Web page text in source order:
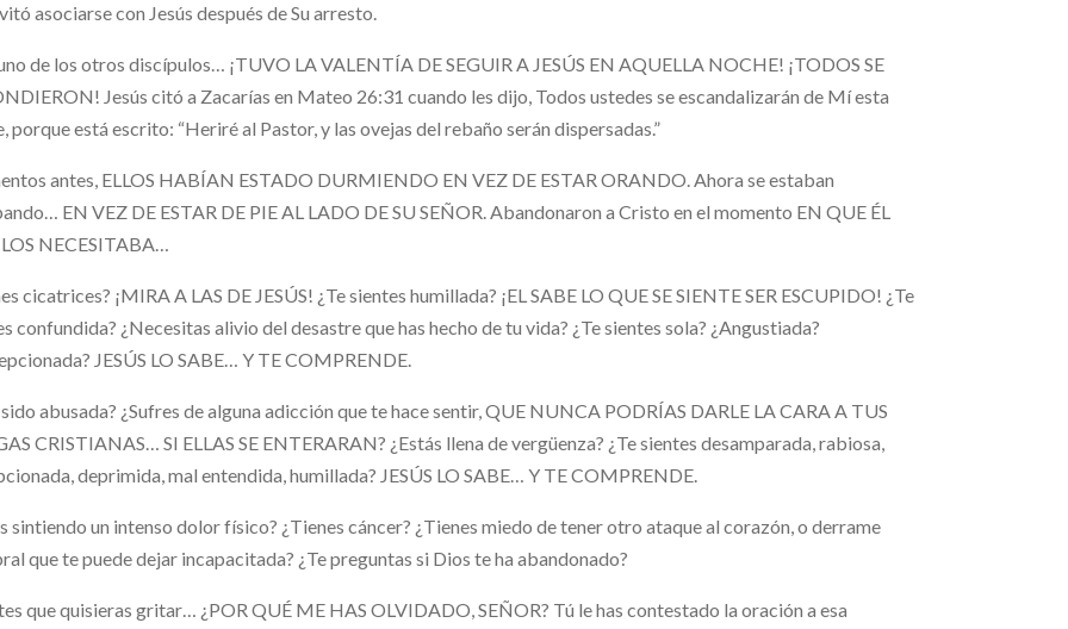
asociarse con Jesús después de Su arresto.
de los otros discípulos… ¡TUVO LA VALENTÍA DE SEGUIR A JESÚS EN AQUELLA NOCHE! ¡TODOS SE
Jesús citó a Zacarías en Mateo 26:31 cuando les dijo, Todos ustedes se escandalizarán de Mí esta
porque está escrito: “Heriré al Pastor, y las ovejas del rebaño serán dispersadas.”
antes, ELLOS HABÍAN ESTADO DURMIENDO EN VEZ DE ESTAR ORANDO. Ahora se estaban
EN VEZ DE ESTAR DE PIE AL LADO DE SU SEÑOR. Abandonaron a Cristo en el momento EN QUE ÉL
NECESITABA…
cicatrices? ¡MIRA A LAS DE JESÚS! ¿Te sientes humillada? ¡EL SABE LO QUE SE SIENTE SER ESCUPIDO! ¿Te
confundida? ¿Necesitas alivio del desastre que has hecho de tu vida? ¿Te sientes sola? ¿Angustiada?
JESÚS LO SABE… Y TE COMPRENDE.
abusada? ¿Sufres de alguna adicción que te hace sentir, QUE NUNCA PODRÍAS DARLE LA CARA A TUS
CRISTIANAS… SI ELLAS SE ENTERARAN? ¿Estás llena de vergüenza? ¿Te sientes desamparada, rabiosa,
deprimida, mal entendida, humillada? JESÚS LO SABE… Y TE COMPRENDE.
sintiendo un intenso dolor físico? ¿Tienes cáncer? ¿Tienes miedo de tener otro ataque al corazón, o derrame
que te puede dejar incapacitada? ¿Te preguntas si Dios te ha abandonado?
que quisieras gritar… ¿POR QUÉ ME HAS OLVIDADO, SEÑOR? Tú le has contestado la oración a esa